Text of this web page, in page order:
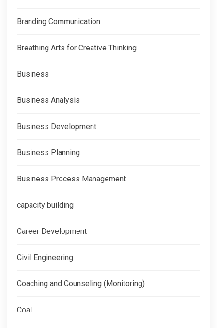
Branding Communication
Breathing Arts for Creative Thinking
Business
Business Analysis
Business Development
Business Planning
Business Process Management
capacity building
Career Development
Civil Engineering
Coaching and Counseling (Monitoring)
Coal